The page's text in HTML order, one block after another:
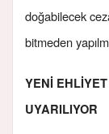
doğabilecek
bitmeden
YENİ
UYARILIYOR